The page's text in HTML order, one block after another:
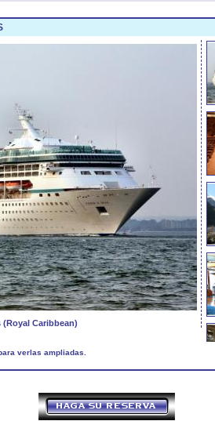
Caribbean)
verlas ampliadas.